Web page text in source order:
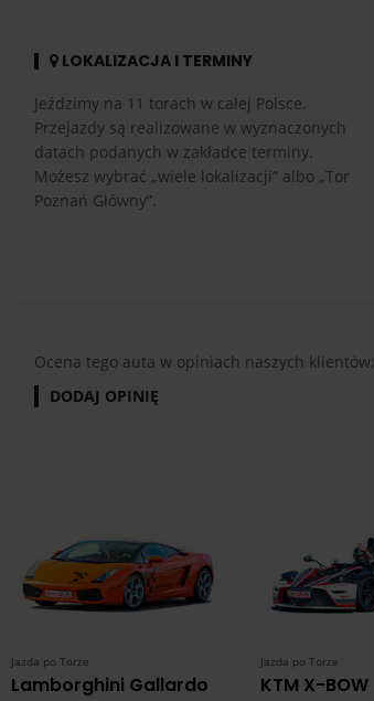
LOKALIZACJA I TERMINY
Jeździmy na 11 torach w całej Polsce.
Przejazdy są realizowane w wyznaczonych
datach podanych w zakładce terminy.
Możesz wybrać „wiele lokalizacji” albo „Tor
Poznań Główny”.
Ocena tego auta w opiniach naszych klientów:
DODAJ OPINIĘ
Jazda po Torze
Lamborghini Gallardo
Jazda po Torze
KTM X-BOW